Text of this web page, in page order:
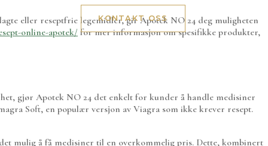
KONTAKT OSS
eller reseptfrie legemidler, gir Apotek NO 24 deg muligheten
online-apotek/ for mer informasjon om spesifikke produkter,
gjør Apotek NO 24 det enkelt for kunder å handle medisiner
Soft, en populær versjon av Viagra som ikke krever resept.
mulig å få medisiner til en overkommelig pris. Dette, kombinert